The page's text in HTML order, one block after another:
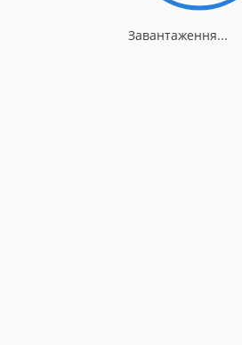
Завантаження...